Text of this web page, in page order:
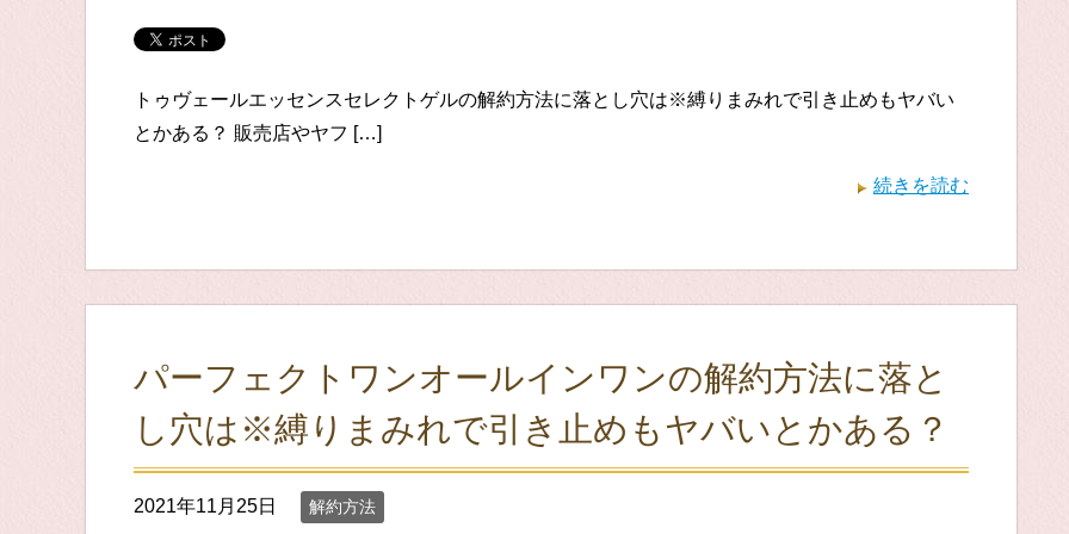
トゥヴェールエッセンスセレクトゲルの解約方法に落とし穴は※縛りまみれで引き止めもヤバい
とかある？ 販売店やヤフ […]
続きを読む
パーフェクトワンオールインワンの解約方法に落と
し穴は※縛りまみれで引き止めもヤバいとかある？
2021年11月25日 解約方法